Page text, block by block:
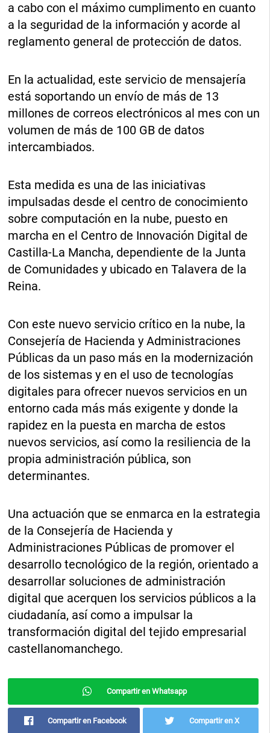
a cabo con el máximo cumplimento en cuanto
a la seguridad de la información y acorde al
reglamento general de protección de datos.
En la actualidad, este servicio de mensajería
está soportando un envío de más de 13
millones de correos electrónicos al mes con un
volumen de más de 100 GB de datos
intercambiados.
Esta medida es una de las iniciativas
impulsadas desde el centro de conocimiento
sobre computación en la nube, puesto en
marcha en el Centro de Innovación Digital de
Castilla-La Mancha, dependiente de la Junta
de Comunidades y ubicado en Talavera de la
Reina.
Con este nuevo servicio crítico en la nube, la
Consejería de Hacienda y Administraciones
Públicas da un paso más en la modernización
de los sistemas y en el uso de tecnologías
digitales para ofrecer nuevos servicios en un
entorno cada más más exigente y donde la
rapidez en la puesta en marcha de estos
nuevos servicios, así como la resiliencia de la
propia administración pública, son
determinantes.
Una actuación que se enmarca en la estrategia
de la Consejería de Hacienda y
Administraciones Públicas de promover el
desarrollo tecnológico de la región, orientado a
desarrollar soluciones de administración
digital que acerquen los servicios públicos a la
ciudadanía, así como a impulsar la
transformación digital del tejido empresarial
castellanomanchego.
Compartir en Whatsapp
Compartir en Facebook Compartir en X